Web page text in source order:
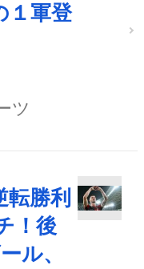
１軍登
ツ
勝利
！後
ル、